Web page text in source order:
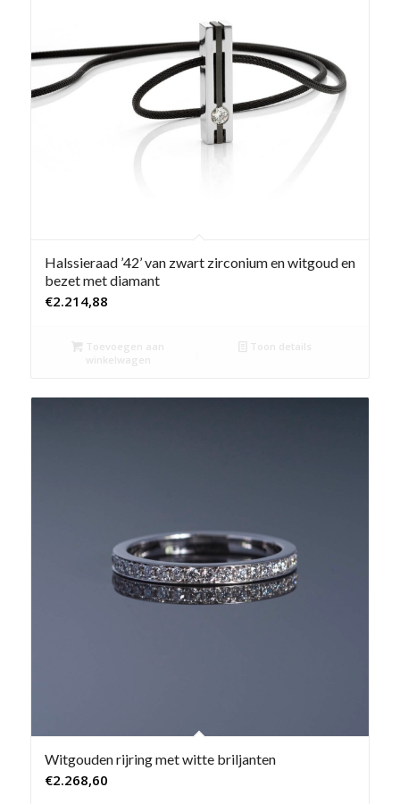
Halssieraad ’42’ van zwart zirconium en witgoud en
bezet met diamant
€2.214,88
Toevoegen aan
winkelwagen
Toon details
Witgouden rijring met witte briljanten
€2.268,60